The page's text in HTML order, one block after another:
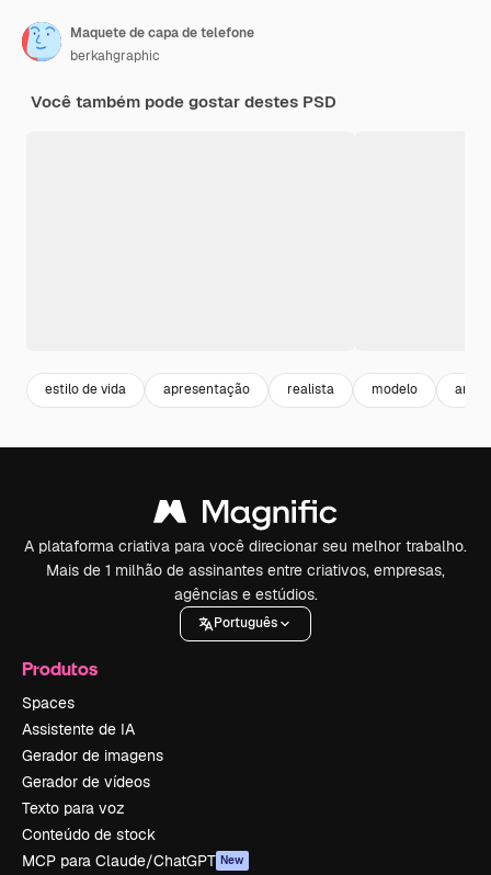
Maquete de capa de telefone
berkahgraphic
Você também pode gostar destes PSD
estilo de vida apresentação realista modelo
A plataforma criativa para você direcionar seu melhor trabalho.
Mais de 1 milhão de assinantes entre criativos, empresas,
agências e estúdios.
Português
Produtos
Spaces
Assistente de IA
Gerador de imagens
Gerador de vídeos
Texto para voz
Conteúdo de stock
MCP para Claude/ChatGPT New